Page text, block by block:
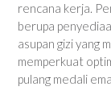
rencana kerja.
berupa
asupan gizi yang
memperkuat
pulang medali